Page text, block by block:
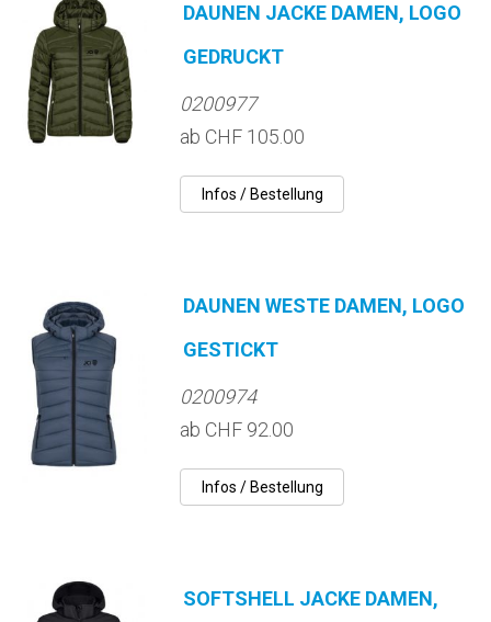
DAUNEN JACKE DAMEN, LOGO
GEDRUCKT
0200977
ab CHF 105.00
DAUNEN WESTE DAMEN, LOGO
GESTICKT
0200974
ab CHF 92.00
SOFTSHELL JACKE DAMEN,